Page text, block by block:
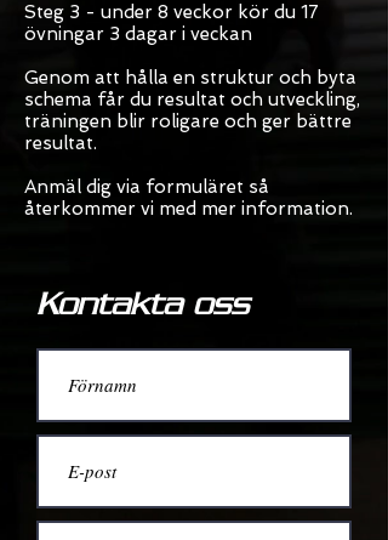
Steg 3 - under 8 veckor kör du 17
övningar 3 dagar i veckan
Genom att hålla en struktur och byta
schema får du resultat och utveckling,
träningen blir roligare och ger bättre
resultat.
Anmäl dig via formuläret så
återkommer vi med mer information.
Kontakta oss